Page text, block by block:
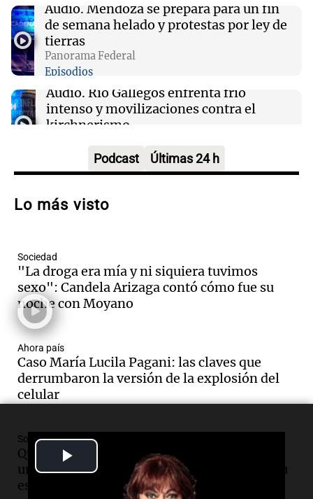
Video
00:27
Clima en Tucumán: cómo estará el tiempo
este viernes 7 de agosto
Audio. Mendoza se prepara para un fin
de semana helado y protestas por ley de
tierras
Panorama Federal
Episodios
Audio. Río Gallegos enfrenta frío
intenso y movilizaciones contra el
kirchnerismo
Audio.Debate en el Senado sobre
la soberanía digital en Argentina
Audio.
Mendoza se prepara para un fin
de semana helado y ciudadanos
marchan contra reforma de tierras
Panorama Federal
Episodios
Audio.
El "Mono" de Kapanga
adelantó su show en Rosario.
Viva la Radio Rosario
Episodios
Audio.Condenan a tres años de prisión
en suspenso a hombre por simular robo
de recaudación en San Luis
Panorama Federal
Podcast Últimas 24 h
Lo más visto
Sociedad
"La droga era mía y ni siquiera tuvimos
sexo": Candela Arizaga contó cómo fue su
noche con Moyano
Ahora país
Caso María Lucila Pagani: las claves que
derrumbaron la versión de la explosión del
celular
Sociedad
Quién es Gerardo Gasparutti, el docente
universitario detenido por el femicidio de su
esposa